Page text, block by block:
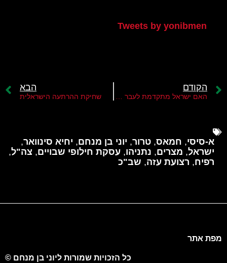
Tweets by yonibmen
הקודם הבא
שחיקת ההרתעה הישראלית
א-סיסי, חמאס, טרור, יוני בן מנחם, יחיא סינוואר,
ישראל, מצרים, נתניהו, עסקת חילופי שבויים, צה"ל,
רפיח, רצועת עזה, שב"כ
מפת אתר
כל הזכויות שמורות ליוני בן מנחם ©